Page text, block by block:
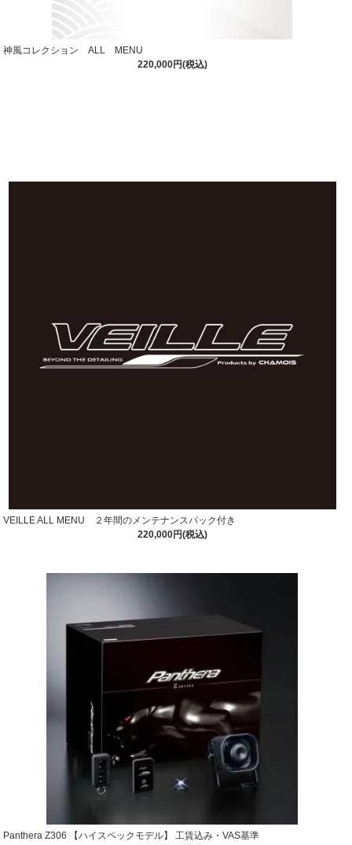
神風コレクション ALL MENU
220,000円(税込)
VEILLE ALL MENU ２年間のメンテナンスパック付き
220,000円(税込)
Panthera Z306 【ハイスペックモデル】 工賃込み・VAS基準